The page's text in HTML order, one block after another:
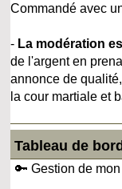
Commandé avec
- La modération
de l'argent en
annonce de
la cour martiale et
Tableau de
🔑 Gestion de